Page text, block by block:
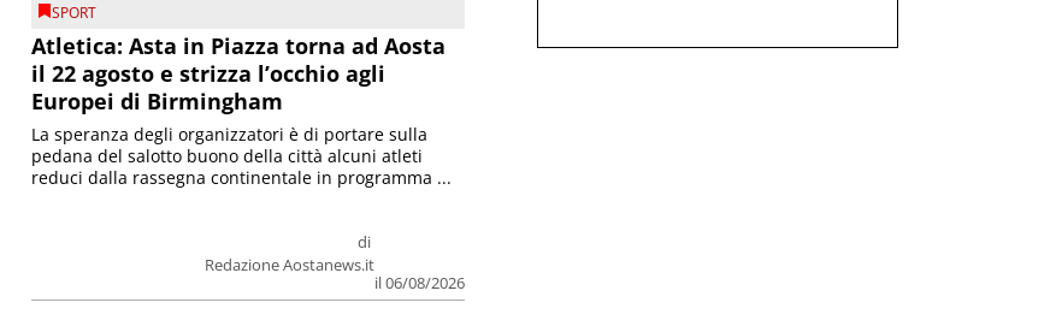
SPORT
Atletica: Asta in Piazza torna ad Aosta
il 22 agosto e strizza l’occhio agli
Europei di Birmingham
di
Redazione Aostanews.it
il 06/08/2026
La speranza degli organizzatori è di portare sulla
pedana del salotto buono della città alcuni atleti
reduci dalla rassegna continentale in programma ...